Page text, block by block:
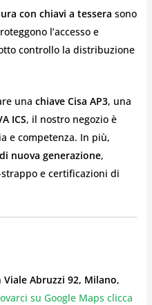
con chiavi a tessera sono
l’accesso e
controllo la distribuzione
una chiave Cisa AP3, una
ICS, il nostro negozio è
e competenza. In più,
nuova generazione,
e certificazioni di
Viale Abruzzi 92, Milano,
su Google Maps clicca